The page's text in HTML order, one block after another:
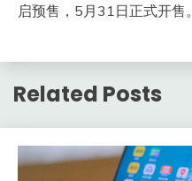
启预售，5月31日正式开售。
Related Posts